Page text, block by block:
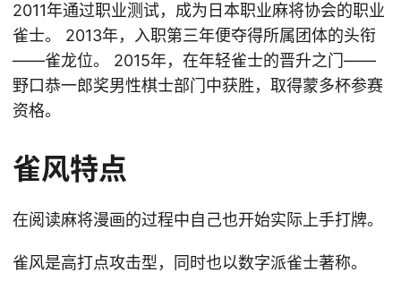
2011年通过职业测试，成为日本职业麻将协会的职业
雀士。 2013年，入职第三年便夺得所属团体的头衔
——雀龙位。 2015年，在年轻雀士的晋升之门——
野口恭一郎奖男性棋士部门中获胜，取得蒙多杯参赛
资格。
雀风特点
在阅读麻将漫画的过程中自己也开始实际上手打牌。
雀风是高打点攻击型，同时也以数字派雀士著称。